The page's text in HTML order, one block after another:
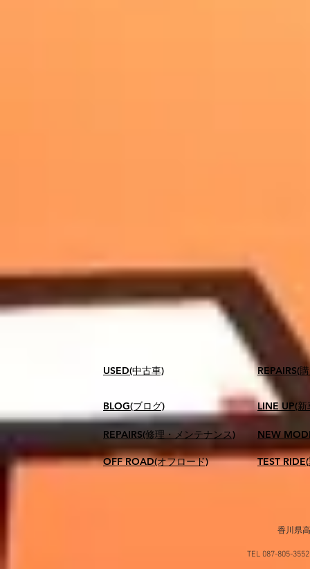
USED(中古車)
BLOG(ブログ)
REPAIRS(修理・メンテナンス)
OFF ROAD(オフロード)
​REPAIRS(
LINE UP(新
NEW
TEST
香川県
TEL 087-805-